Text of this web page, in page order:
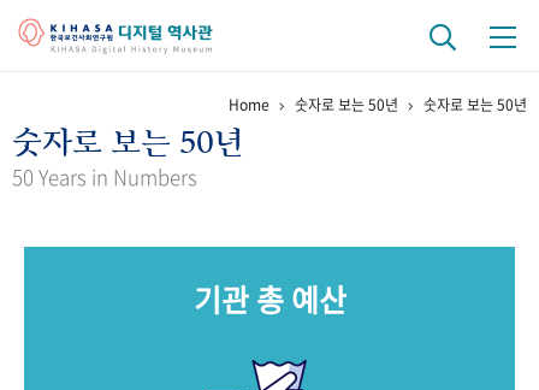
걸어온 길 기관 변천사 역대 기관장
키워드로 보는 연구 역사
Home 숫자로 보는 50년 숫자로 보는 50년
숫자로 보는 50년
50 Years in Numbers
기관 총 예산